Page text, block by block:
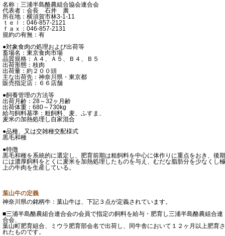
名称：三浦半島酪農組合協会連合会
代表者：会長 石井 廣
所在地：横須賀市林3-1-11
ｔｅｌ：046-857-2121
ｆａｘ：046-857-2131
規約の有無：有
●対象食肉の処理および出荷等
畜場名：東京食肉市場
品質規格：Ａ４、Ａ５、Ｂ４、Ｂ５
出荷形態：枝肉
出荷量：約２００頭
主な出荷先：神奈川県・東京都
販売指定店：６６店舗
●飼養管理の方法等
出荷月齢：28～32ヶ月齢
出荷体重：680～730kg
給与飼料基準：粗飼料、麦、ふすま、
麦米の加熱処理し自家混合
●品種、又は交雑種交配様式
黒毛和種
●特徴
黒毛和種を系統的に選定し、肥育前期は粗飼料を中心に体作りに重点をおき、後期
には濃厚飼料をとくに麦米を加熱処理したものを与え、むだな脂肪分を少なくし極
上の牛肉を生産している。
葉山牛の定義
神奈川県の銘柄牛：葉山牛は、下記３点が定義されています。
■三浦半島酪農組合連合会の会員で指定の飼料を給与・肥育し三浦半島酪農組合連
合会、
葉山町肥育組合、ミウラ肥育部会名で出荷し、同牛舎において１２ヶ月以上肥育さ
れたものです。